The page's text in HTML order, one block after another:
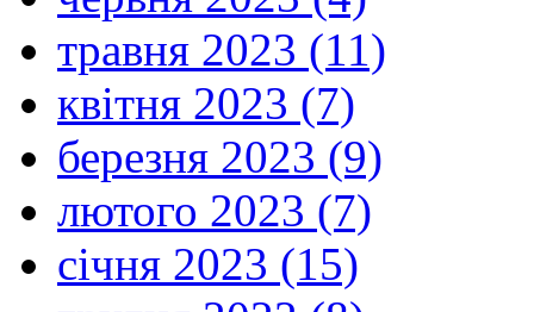
травня 2023 (11)
квітня 2023 (7)
березня 2023 (9)
лютого 2023 (7)
січня 2023 (15)